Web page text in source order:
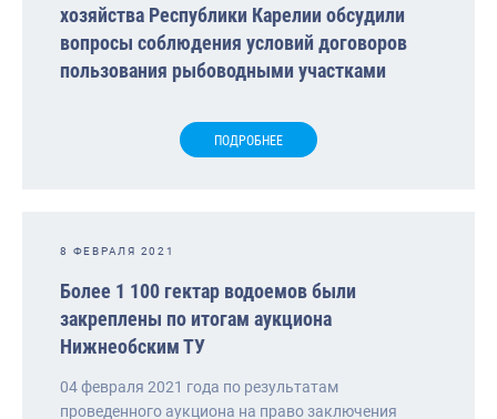
хозяйства Республики Карелии обсудили
вопросы соблюдения условий договоров
пользования рыбоводными участками
ПОДРОБНЕЕ
8 ФЕВРАЛЯ 2021
Более 1 100 гектар водоемов были
закреплены по итогам аукциона
Нижнеобским ТУ
04 февраля 2021 года по результатам
проведенного аукциона на право заключения